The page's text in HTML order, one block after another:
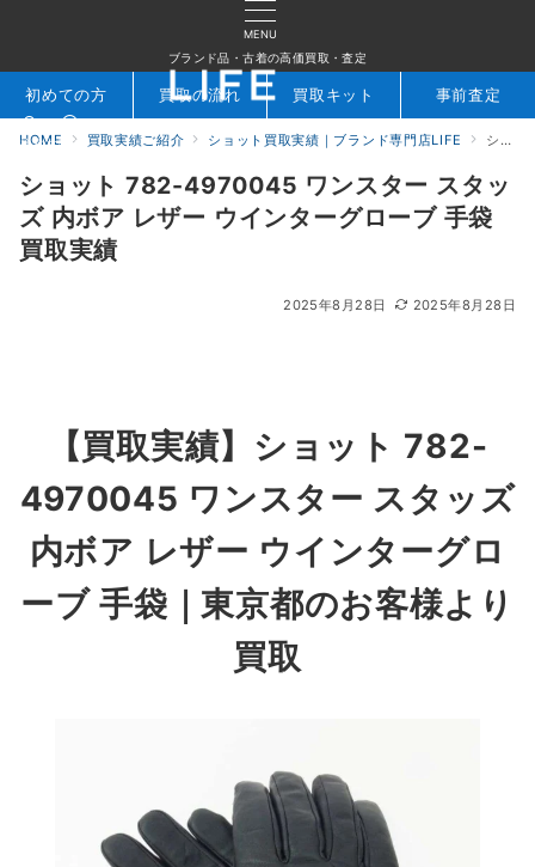
MENU
ブランド品・古着の高価買取・査定
検索 お問合せ
初めての方 買取の流れ 買取キット 事前査定
HOME 買取実績ご紹介 ショット買取実績｜ブランド専門店LIFE ショット 782-4970045 ワンスター スタッズ 内ボア レザー ウインターグローブ 手袋 買取実績
ショット 782-4970045 ワンスター スタッ
ズ 内ボア レザー ウインターグローブ 手袋
買取実績
2025年8月28日 2025年8月28日
【買取実績】 ショット 782-
4970045 ワンスター スタッズ
内ボア レザー ウインターグロ
ーブ 手袋 ｜東京都のお客様より
買取